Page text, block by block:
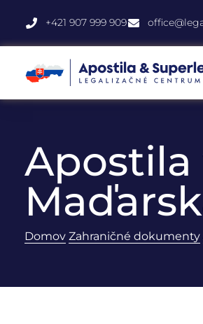
+421 907 999 909
Apostila
Domov Zahraničné dokumenty